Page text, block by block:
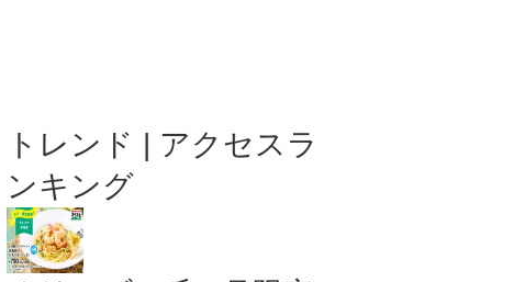
トレンド | アクセスラ
ンキング